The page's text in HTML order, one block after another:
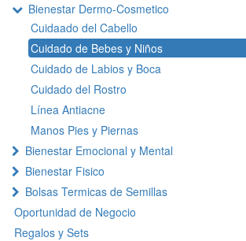
Bienestar Dermo-Cosmetico
Cuidaado del Cabello
Cuidado de Bebes y Niños
Cuidado de Labios y Boca
Cuidado del Rostro
Línea Antiacne
Manos Pies y Piernas
Bienestar Emocional y Mental
Bienestar Fisico
Bolsas Termicas de Semillas
Oportunidad de Negocio
Regalos y Sets